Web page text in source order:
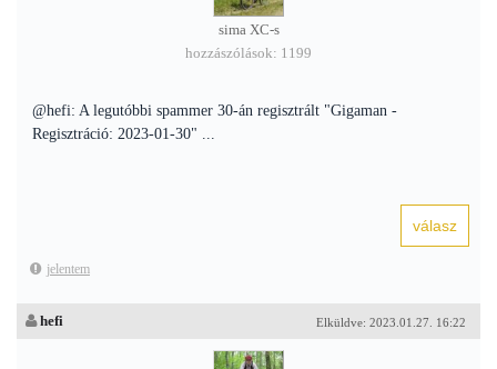
sima XC-s
hozzászólások: 1199
@hefi: A legutóbbi spammer 30-án regisztrált "Gigaman -
Regisztráció: 2023-01-30" ...
jelentem
Elküldve: 2023.01.27. 16:22
hefi